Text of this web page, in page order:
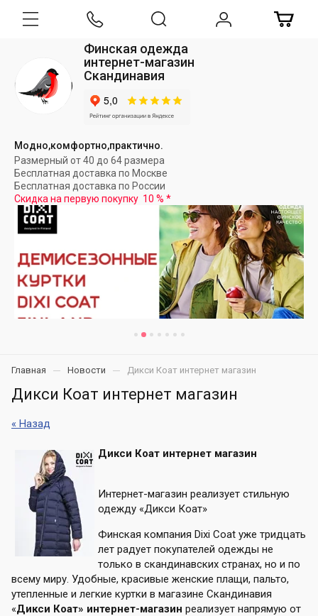
Финская одежда
интернет-магазин
Скандинавия
Модно,комфортно,практично.
Размерный от 40 до 64 размера
Бесплатная доставка по Москве
Бесплатная доставка по России
Скидка на первую покупку 10 % *
Главная Новости Дикси Коат интернет магазин
Дикси Коат интернет магазин
« Назад
Дикси Коат интернет магазин
Интернет-магазин реализует стильную
одежду «Дикси Коат»
Финская компания Dixi Coat уже тридцать
лет радует покупателей одежды не
только в скандинавских странах, но и по
всему миру. Удобные, красивые женские плащи, пальто,
утепленные и легкие куртки в магазине Скандинавия
«Дикси Коат» интернет-магазин реализует напрямую от